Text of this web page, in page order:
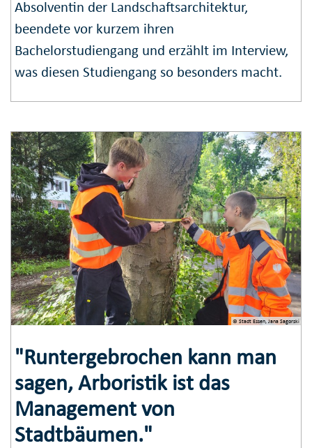
Absolventin der Landschaftsarchitektur,
beendete vor kurzem ihren
Bachelorstudiengang und erzählt im Interview,
was diesen Studiengang so besonders macht.
© Stadt Essen, Jana Sagorski
"Runtergebrochen kann man
sagen, Arboristik ist das
Management von
Stadtbäumen."